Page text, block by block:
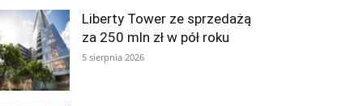
Liberty Tower ze sprzedażą
za 250 mln zł w pół roku
5 sierpnia 2026